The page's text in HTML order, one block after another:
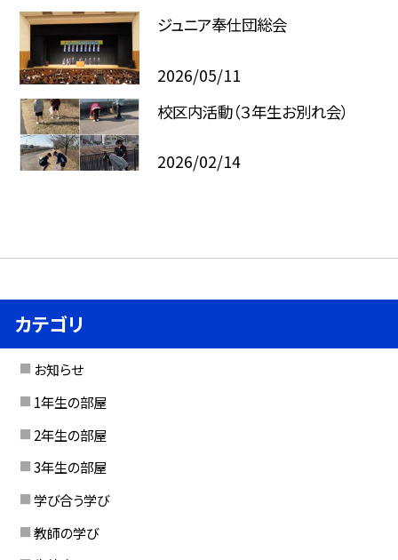
ジュニア奉仕団総会
2026/05/11
校区内活動（３年生お別れ会）
2026/02/14
カテゴリ
お知らせ
1年生の部屋
2年生の部屋
3年生の部屋
学び合う学び
教師の学び